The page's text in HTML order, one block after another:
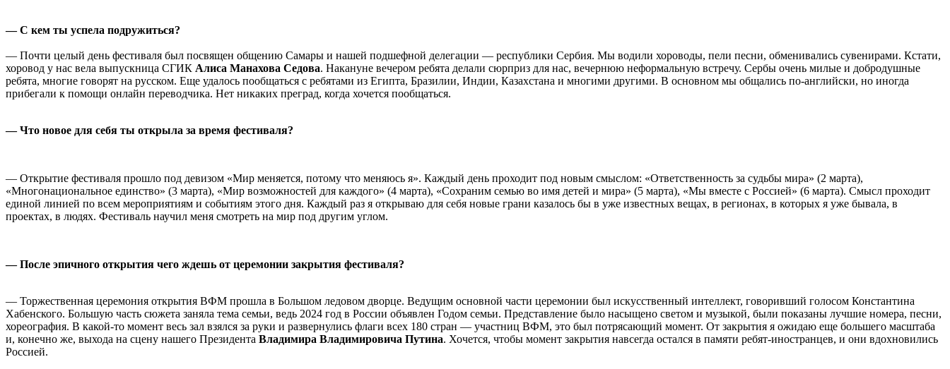
— С кем ты успела подружиться?
— Почти целый день фестиваля был посвящен общению Самары и нашей подшефной делегации — республики Сербия. Мы водили хороводы, пели песни, обменивались сувенирами. Кстати,
хоровод у нас вела выпускница СГИК Алиса Манахова Седова. Накануне вечером ребята делали сюрприз для нас, вечернюю неформальную встречу. Сербы очень милые и добродушные
ребята, многие говорят на русском. Еще удалось пообщаться с ребятами из Египта, Бразилии, Индии, Казахстана и многими другими. В основном мы общались по-английски, но иногда
прибегали к помощи онлайн переводчика. Нет никаких преград, когда хочется пообщаться.
— Что новое для себя ты открыла за время фестиваля?
— Открытие фестиваля прошло под девизом «Мир меняется, потому что меняюсь я». Каждый день проходит под новым смыслом: «Ответственность за судьбы мира» (2 марта),
«Многонациональное единство» (3 марта), «Мир возможностей для каждого» (4 марта), «Сохраним семью во имя детей и мира» (5 марта), «Мы вместе с Россией» (6 марта). Смысл проходит
единой линией по всем мероприятиям и событиям этого дня. Каждый раз я открываю для себя новые грани казалось бы в уже известных вещах, в регионах, в которых я уже бывала, в
проектах, в людях. Фестиваль научил меня смотреть на мир под другим углом.
— После эпичного открытия чего ждешь от церемонии закрытия фестиваля?
— Торжественная церемония открытия ВФМ прошла в Большом ледовом дворце. Ведущим основной части церемонии был искусственный интеллект, говоривший голосом Константина
Хабенского. Большую часть сюжета заняла тема семьи, ведь 2024 год в России объявлен Годом семьи. Представление было насыщено светом и музыкой, были показаны лучшие номера, песни,
хореография. В какой-то момент весь зал взялся за руки и развернулись флаги всех 180 стран — участниц ВФМ, это был потрясающий момент. От закрытия я ожидаю еще большего масштаба
и, конечно же, выхода на сцену нашего Президента Владимира Владимировича Путина. Хочется, чтобы момент закрытия навсегда остался в памяти ребят-иностранцев, и они вдохновились
Россией.